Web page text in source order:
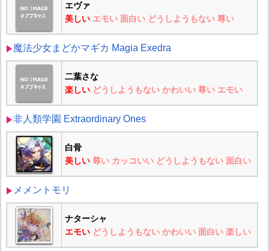
エヴァ
美しい エモい 面白い どうしようもない 尊い
魔法少女まどかマギカ Magia Exedra
二葉さな
楽しい どうしようもない かわいい 尊い エモい
非人類学園 Extraordinary Ones
白骨
美しい 尊い カッコいい どうしようもない 面白い
メメントモリ
ナターシャ
エモい どうしようもない かわいい 面白い 楽しい